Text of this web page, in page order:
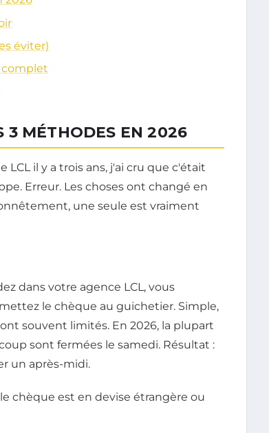
éviter)
complet
3 MÉTHODES EN 2026
il y a trois ans, j'ai cru que c'était
Erreur. Les choses ont changé en
une seule est vraiment
dans votre agence LCL, vous
le chèque au guichetier. Simple,
souvent limités. En 2026, la plupart
sont fermées le samedi. Résultat :
un après-midi.
chèque est en devise étrangère ou